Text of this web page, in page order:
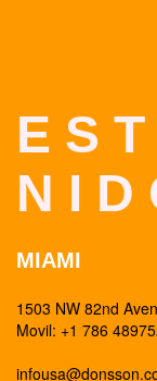
E S
N I D
MIAMI
1503 NW 82nd
Movil: +1 786